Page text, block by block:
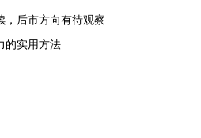
，后市方向有待观察
的实用方法